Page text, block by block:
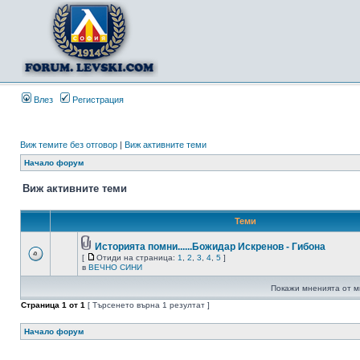
Влез Регистрация
Виж темите без отговор | Виж активните теми
Начало форум
Виж активните теми
Теми
Историята помни......Божидар Искренов - Гибона
[ Отиди на страница: 1 2 3 4 5 ]
в ВЕЧНО СИНИ
Покажи мненията от
Страница 1 от 1 [ Търсенето върна 1 резултат ]
Начало форум